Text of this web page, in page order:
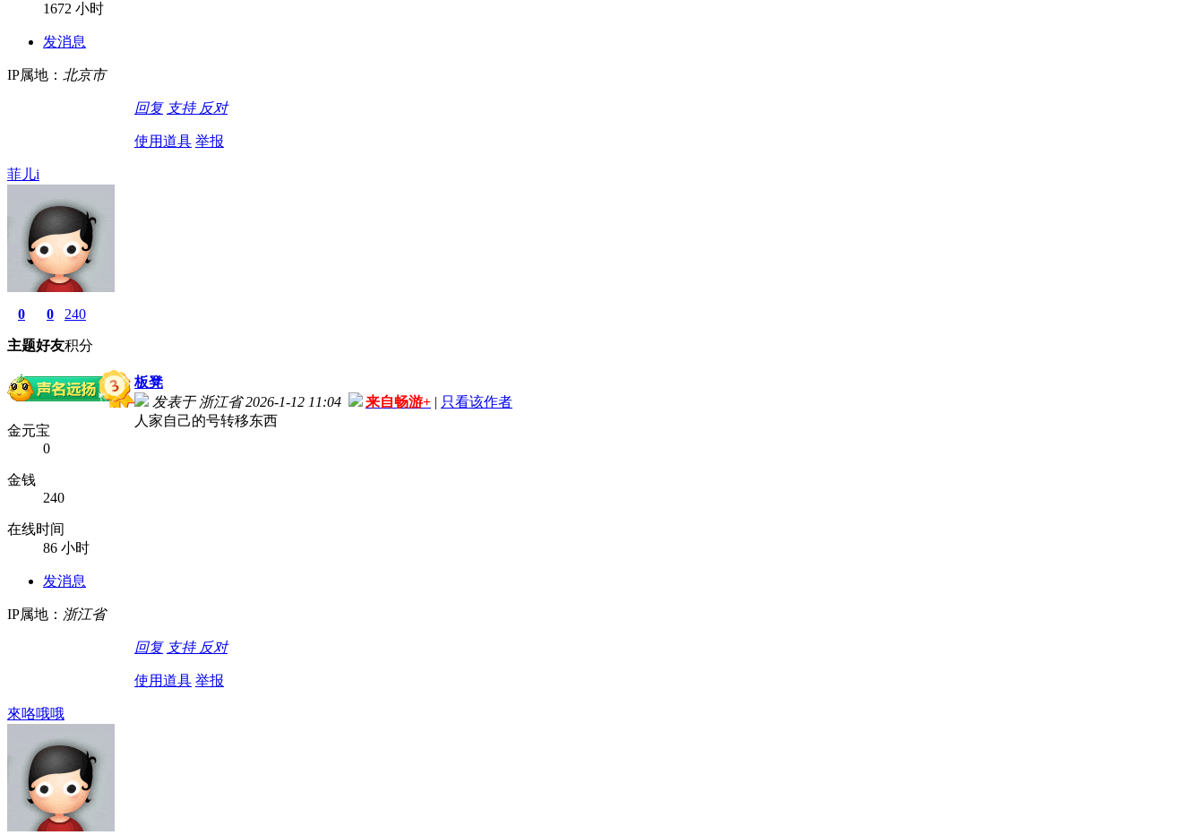
1672 小时
发消息
IP属地： 北京市
回复 支持 反对
使用道具 举报
菲儿i
0
主题
0
好友
240
积分
金元宝
0
金钱
240
在线时间
86 小时
发消息
IP属地： 浙江省
板凳
发表于 浙江省 2026-1-12 11:04
来自畅游+ | 只看该作者
人家自己的号转移东西
回复 支持 反对
使用道具 举报
來咯哦哦